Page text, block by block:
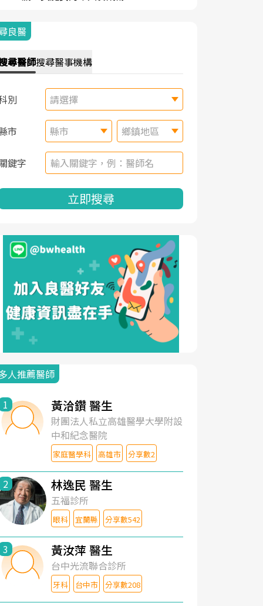
良醫
尋醫師搜尋醫事機構
別 請選擇
市 縣市 鄉鎮地區
鍵字
立即搜尋
人推薦醫師
1 黃洽鑽 醫生
財團法人私立高雄醫學大學附設
中和紀念醫院
家庭醫學科 高雄市 分享數2
2 林逸民 醫生
五福診所
眼科 宜蘭縣 分享數542
3 黃汝萍 醫生
台中光流聯合診所
牙科 台中市 分享數208